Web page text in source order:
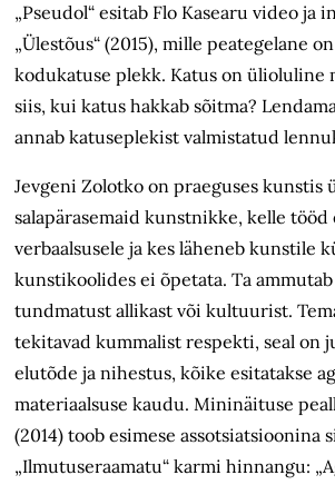
„Pseudol“ esitab Flo Kasearu video ja
„Ülestõus“ (2015), mille peategelane
kodukatuse plekk. Katus onülioluline
siis, kui katus hakkab sõitma?
annab katuseplekist valmistatud
Jevgeni Zolotko on praeguses kunstis
salapärasemaid kunstnikke, kelle tööd
verbaalsusele ja kes läheneb kunstile
kunstikoolides ei õpetata. Ta ammutab
tundmatust allikast või kultuurist.
tekitavad kummalist respekti, seal on
elutõde ja nihestus, kõike esitatakse
materiaalsuse kaudu. Mininäituse
(2014) toob esimese assotsiatsioonina
„Ilmutuseraamatu“ karmi hinnangu: